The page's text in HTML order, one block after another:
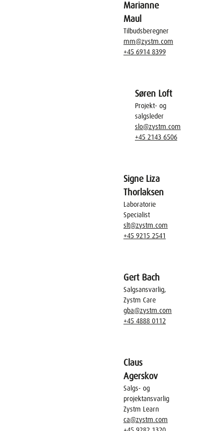
Marianne
Maul
Tilbudsberegner
mm@zystm.com
+45 6914 8399
Søren Loft
Projekt- og
salgsleder
slo@zystm.com
+45 2143 6506
Signe Liza
Thorlaksen
Laboratorie
Specialist
slt@zystm.com
+45 9215 2541
Gert Bach
Salgsansvarlig,
Zystm Care
gba@zystm.com
+45 4888 0112
Claus
Agerskov
Salgs- og
projektansvarlig
Zystm Learn
ca@zystm.com